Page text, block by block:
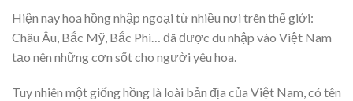
Hiện nay hoa hồng nhập ngoại từ nhiều nơi trên thế giới:
Châu Âu, Bắc Mỹ, Bắc Phi… đã được du nhập vào Việt Nam
tạo nên những cơn sốt cho người yêu hoa.
Tuy nhiên một giống hồng là loài bản địa của Việt Nam, có tên